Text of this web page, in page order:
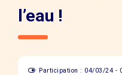
l’eau !
Participation : 04/03/24 -